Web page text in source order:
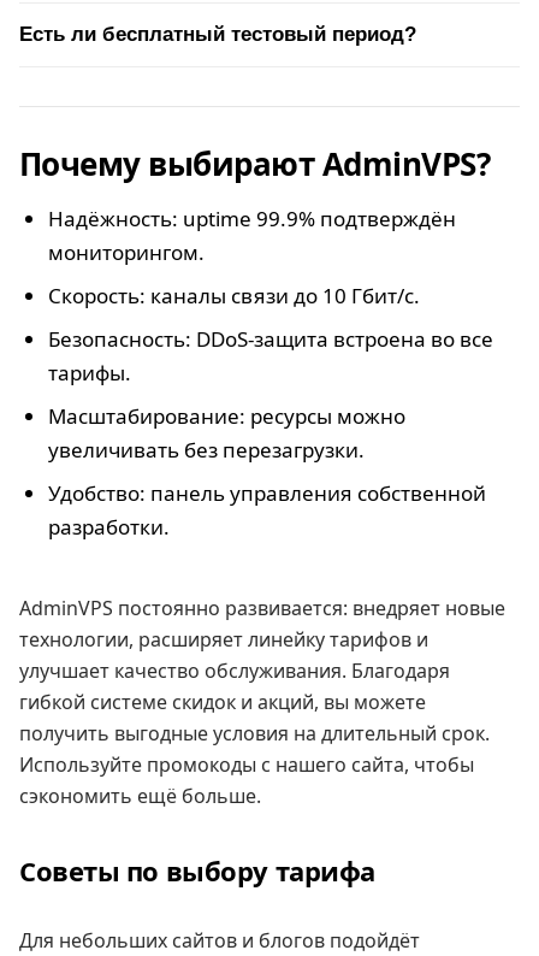
Есть ли бесплатный тестовый период?
Почему выбирают AdminVPS?
Надёжность: uptime 99.9% подтверждён
мониторингом.
Скорость: каналы связи до 10 Гбит/с.
Безопасность: DDoS-защита встроена во все
тарифы.
Масштабирование: ресурсы можно
увеличивать без перезагрузки.
Удобство: панель управления собственной
разработки.
AdminVPS постоянно развивается: внедряет новые
технологии, расширяет линейку тарифов и
улучшает качество обслуживания. Благодаря
гибкой системе скидок и акций, вы можете
получить выгодные условия на длительный срок.
Используйте промокоды с нашего сайта, чтобы
сэкономить ещё больше.
Советы по выбору тарифа
Для небольших сайтов и блогов подойдёт